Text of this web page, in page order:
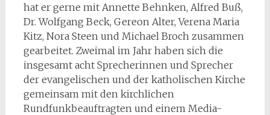
hat er gerne mit Annette Behnken, Alfred Buß,
Dr. Wolfgang Beck, Gereon Alter, Verena Maria
Kitz, Nora Steen und Michael Broch zusammen
gearbeitet. Zweimal im Jahr haben sich die
insgesamt acht Sprecherinnen und Sprecher
der evangelischen und der katholischen Kirche
gemeinsam mit den kirchlichen
Rundfunkbeauftragten und einem Media-